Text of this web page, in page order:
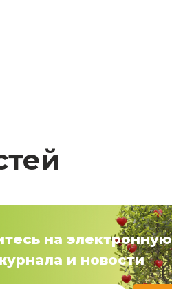
на электронную
и новости